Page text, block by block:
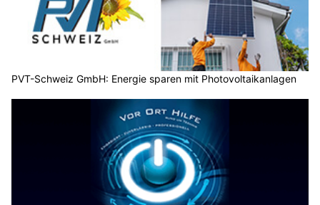
PVT-Schweiz GmbH: Energie sparen mit Photovoltaikanlagen